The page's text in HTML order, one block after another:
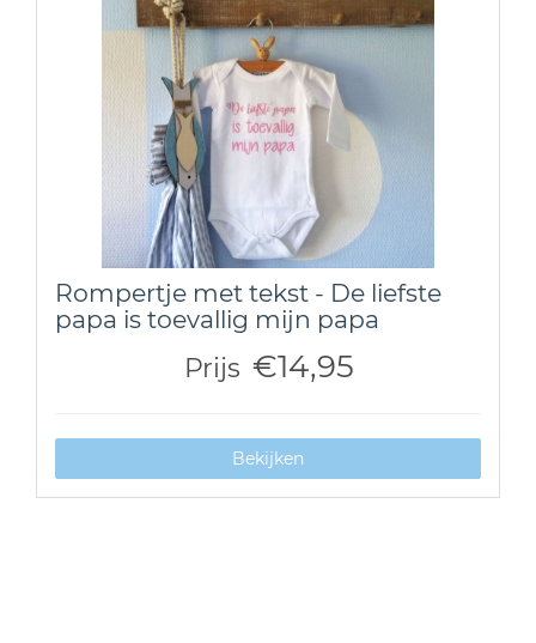
Rompertje met tekst - De liefste
papa is toevallig mijn papa
Prijs €14,95
Bekijken